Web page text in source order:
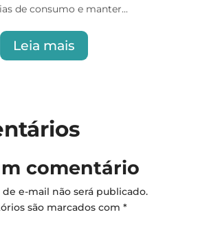
de consumo e manter...
Leia mais
comentário
e-mail não será publicado.
são marcados com *